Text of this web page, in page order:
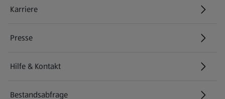
Karriere
(öffnet in einem neuen Tab)
Presse
Hilfe & Kontakt
(öffnet in einem neuen Tab)
Bestandsabfrage